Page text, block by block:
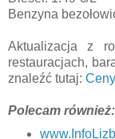
Benzyna
Aktualizacja z
restauracjach,
znaleźć tutaj:
Polecam również: